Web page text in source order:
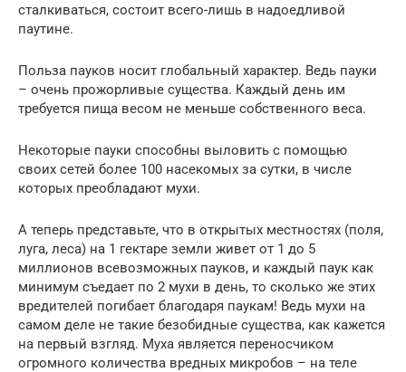
сталкиваться, состоит всего-лишь в надоедливой
паутине.
Польза пауков носит глобальный характер. Ведь пауки
– очень прожорливые существа. Каждый день им
требуется пища весом не меньше собственного веса.
Некоторые пауки способны выловить с помощью
своих сетей более 100 насекомых за сутки, в числе
которых преобладают мухи.
А теперь представьте, что в открытых местностях (поля,
луга, леса) на 1 гектаре земли живет от 1 до 5
миллионов всевозможных пауков, и каждый паук как
минимум съедает по 2 мухи в день, то сколько же этих
вредителей погибает благодаря паукам! Ведь мухи на
самом деле не такие безобидные существа, как кажется
на первый взгляд. Муха является переносчиком
огромного количества вредных микробов – на теле